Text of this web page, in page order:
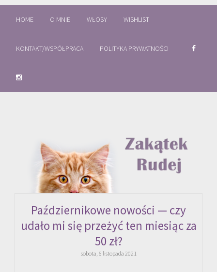
HOME O MNIE WŁOSY WISHLIST
KONTAKT/WSPÓŁPRACA POLITYKA PRYWATNOŚCI
Październikowe nowości — czy
udało mi się przeżyć ten miesiąc za
50 zł?
sobota, 6 listopada 2021